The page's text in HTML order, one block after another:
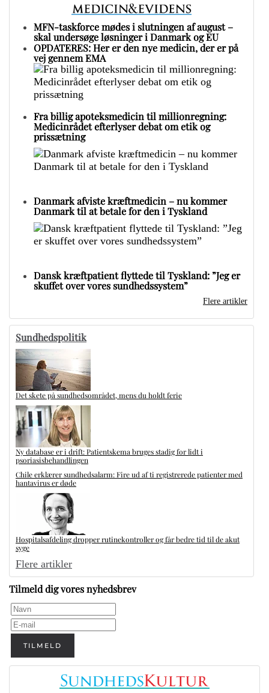
MFN-taskforce mødes i slutningen af august –
skal undersøge løsninger i Danmark og EU
OPDATERES: Her er den nye medicin, der er på
vej gennem EMA
Fra billig apoteksmedicin til millionregning:
Medicinrådet efterlyser debat om etik og
prissætning
Danmark afviste kræftmedicin – nu kommer
Danmark til at betale for den i Tyskland
Dansk kræftpatient flyttede til Tyskland: ”Jeg er
skuffet over vores sundhedssystem”
Flere artikler
Sundhedspolitik
Det skete på sundhedsområdet, mens du holdt ferie
Ny database er i drift: Patientskema bruges stadig for lidt i
psoriasisbehandlingen
Chile erklærer sundhedsalarm: Fire ud af ti registrerede patienter med
hantavirus er døde
Hospitalsafdeling dropper rutinekontroller og får bedre tid til de akut
syge
Flere artikler
Tilmeld dig vores nyhedsbrev
TILMELD